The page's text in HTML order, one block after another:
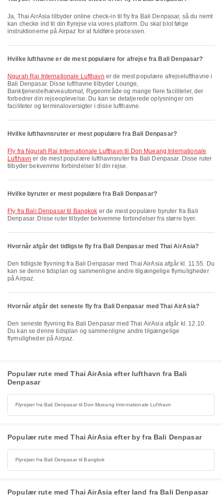
Ja, Thai AirAsia tilbyder online check-in til fly fra Bali Denpasar, så du nemt
kan checke ind til din flyrejse via vores platform. Du skal blot følge
instruktionerne på Airpaz for at fuldføre processen.
Hvilke lufthavne er de mest populære for afrejse fra Bali Denpasar?
Ngurah Rai Internationale Lufthavn er de mest populære afrejselufthavne i
Bali Denpasar. Disse lufthavne tilbyder Lounge,
Banktjeneste/hæveautomat, Rygeområde og mange flere faciliteter, der
forbedrer din rejseoplevelse. Du kan se detaljerede oplysninger om
faciliteter og terminaloversigter i disse lufthavne.
Hvilke lufthavnsruter er mest populære fra Bali Denpasar?
fly fra Ngurah Rai Internationale Lufthavn til Don Mueang Internationale
Lufthavn er de mest populære lufthavnsruter fra Bali Denpasar. Disse ruter
tilbyder bekvemme forbindelser til din rejse.
Hvilke byruter er mest populære fra Bali Denpasar?
fly fra Bali Denpasar til Bangkok er de mest populære byruter fra Bali
Denpasar. Disse ruter tilbyder bekvemme forbindelser fra større byer.
Hvornår afgår det tidligste fly fra Bali Denpasar med Thai AirAsia?
Den tidligste flyvning fra Bali Denpasar med Thai AirAsia afgår kl. 11.55. Du
kan se denne tidsplan og sammenligne andre tilgængelige flymuligheder
på Airpaz.
Hvornår afgår det seneste fly fra Bali Denpasar med Thai AirAsia?
Den seneste flyvning fra Bali Denpasar med Thai AirAsia afgår kl. 12.10.
Du kan se denne tidsplan og sammenligne andre tilgængelige
flymuligheder på Airpaz.
Populær rute med Thai AirAsia efter lufthavn fra Bali
Denpasar
Flyrejser fra Bali Denpasar til Don Mueang Internationale Lufthavn
Populær rute med Thai AirAsia efter by fra Bali Denpasar
Flyrejser fra Bali Denpasar til Bangkok
Populær rute med Thai AirAsia efter land fra Bali Denpasar